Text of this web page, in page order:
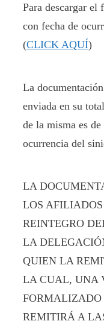
Para descargar
con fecha de
(CLICK AQUÍ)
La
enviada en su
de la misma es
ocurrencia del
LA
LOS
REINTEGRO
LA
QUIEN LA
LA CUAL, UNA
FORMALIZADO
REMITIRÁ A